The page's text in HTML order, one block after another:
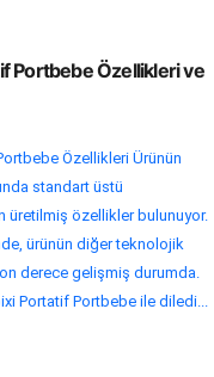
Portbebe Özellikleri ve
Özellikleri Ürünün
standart üstü
üretilmiş özellikler bulunuyor.
ürünün diğer teknolojik
derece gelişmiş durumda.
Portatif Portbebe ile diledi...